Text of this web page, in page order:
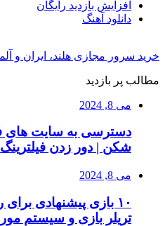
افزایش بازدید رایگان
دانلود آهنگ
خرید سرور مجازی هلند، ایران و
مطالب پر بازدید
می 8, 2024
دسترسی به سایت های
شکن | دور زدن
می 8, 2024
تریلر بازی و سیستم مورد